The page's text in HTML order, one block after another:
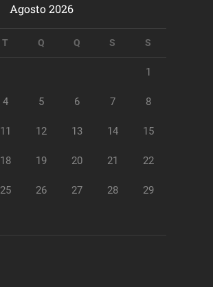
Agosto 2026
T Q Q S S
1
4 5 6 7 8
11 12 13 14 15
18 19 20 21 22
25 26 27 28 29